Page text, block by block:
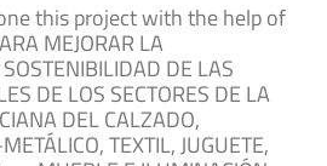
this project with the help of
MEJORAR LA
DE LAS
DE LOS SECTORES DE LA
DEL CALZADO,
TEXTIL, JUGUETE,